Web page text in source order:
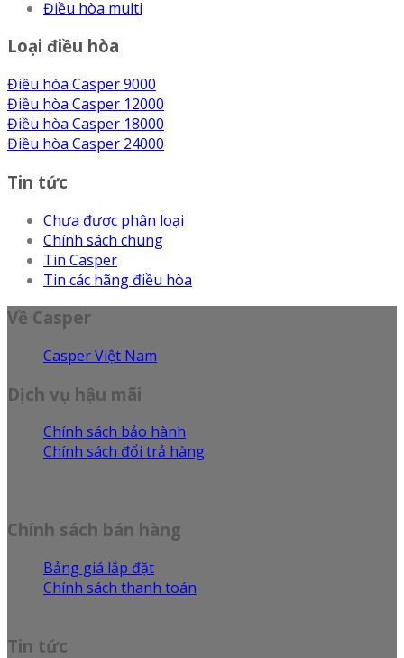
Điều hòa multi
Loại điều hòa
Điều hòa Casper 9000
Điều hòa Casper 12000
Điều hòa Casper 18000
Điều hòa Casper 24000
Tin tức
Chưa được phân loại
Chính sách chung
Tin Casper
Tin các hãng điều hòa
Về Casper
Casper Việt Nam
Dịch vụ hậu mãi
Chính sách bảo hành
Chính sách đổi trả hàng
Chính sách bán hàng
Bảng giá lắp đặt
Chính sách thanh toán
Tin tức